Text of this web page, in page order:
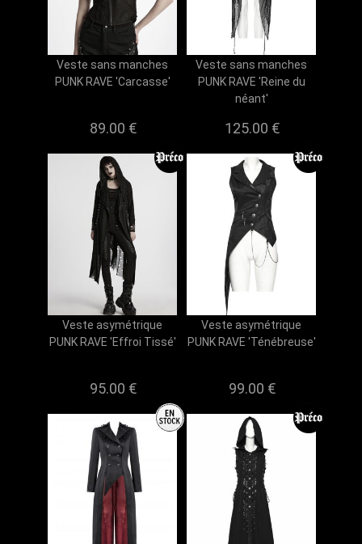
Veste sans manches
PUNK RAVE 'Carcasse'
89.00 €
Veste sans manches
PUNK RAVE 'Reine du
néant'
125.00 €
Veste asymétrique
PUNK RAVE 'Effroi Tissé'
95.00 €
Veste asymétrique
PUNK RAVE 'Ténébreuse'
99.00 €